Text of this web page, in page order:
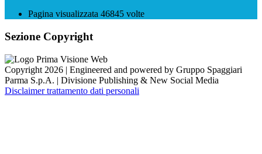
Pagina visualizzata 46845 volte
Sezione Copyright
Copyright 2026 | Engineered and powered by Gruppo Spaggiari
Parma S.p.A. | Divisione Publishing & New Social Media
Disclaimer trattamento dati personali